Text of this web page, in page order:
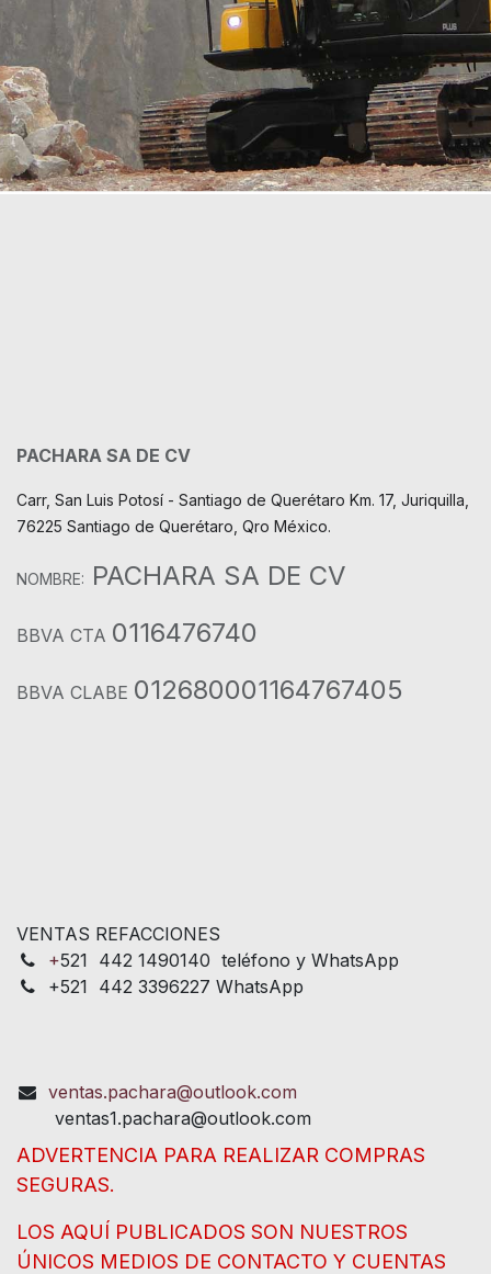
PACHARA SA DE CV
Carr, San Luis Potosí - Santiago de Querétaro Km. 17, Juriquilla,
76225 Santiago de Querétaro, Qro México.
NOMBRE: PACHARA SA DE CV
BBVA CTA 0116476740
BBVA CLABE 012680001164767405
VENTAS REFACCIONES
+521 442 1490140 teléfono y WhatsApp
+521 442 3396227 WhatsApp
ventas.pachara@outlook.com
ventas1.pachara@outlook.com
ADVERTENCIA PARA REALIZAR COMPRAS
SEGURAS.
LOS AQUÍ PUBLICADOS SON NUESTROS
ÚNICOS MEDIOS DE CONTACTO Y CUENTAS